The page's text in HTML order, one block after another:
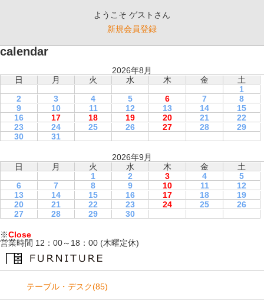
ようこそ ゲストさん
新規会員登録
calendar
2026年8月
日
月 火 水 木 金
土
1
2
3 4 5 6 7
8
9
10 11 12 13 14
15
16
17 18 19 20 21
22
23
24 25 26 27 28
29
30
31
2026年9月
日
月 火 水 木 金
土
1
2 3 4
5
6
7 8 9 10 11
12
13
14 15 16 17 18
19
20
21 22 23 24 25
26
27
28 29 30
※Close
営業時間 12：00～18：00 (木曜定休)
テーブル・デスク(85)